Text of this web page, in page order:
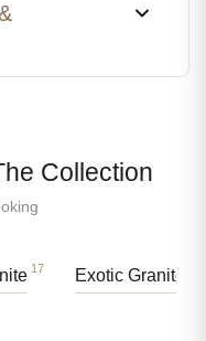
Collection
17 Exotic Granite